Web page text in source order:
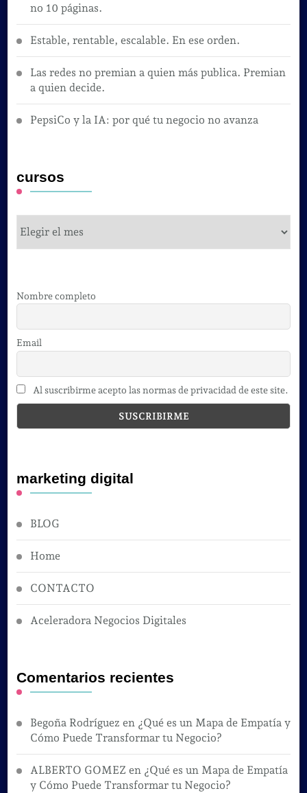
no 10 páginas.
Estable, rentable, escalable. En ese orden.
Las redes no premian a quien más publica. Premian
a quien decide.
PepsiCo y la IA: por qué tu negocio no avanza
cursos
Nombre completo
Email
Al suscribirme acepto las normas de privacidad de este site.
marketing digital
BLOG
Home
CONTACTO
Aceleradora Negocios Digitales
Comentarios recientes
Begoña Rodríguez en ¿Qué es un Mapa de Empatía y
Cómo Puede Transformar tu Negocio?
ALBERTO GOMEZ en ¿Qué es un Mapa de Empatía
y Cómo Puede Transformar tu Negocio?